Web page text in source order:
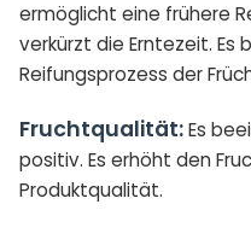
ermöglicht eine frühere
verkürzt die Erntezeit. Es
Reifungsprozess der
Fruchtqualität:Es
positiv. Es erhöht den
Produktqualität.